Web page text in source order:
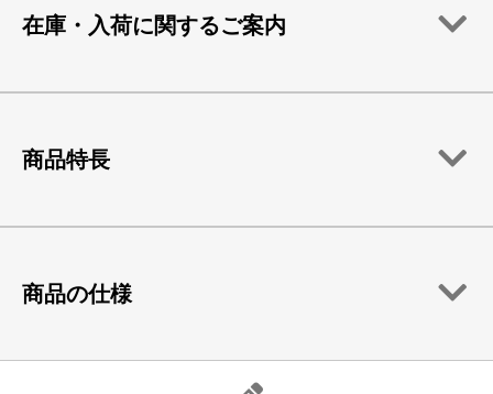
在庫・入荷に関するご案内
商品特長
商品の仕様